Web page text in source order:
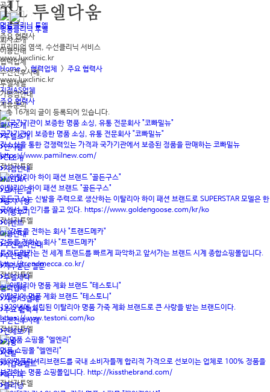
명품클리닉 투엘
회사소개
이용안내
협력업체
수선전후사례
투엘채널
가맹점안내
제휴문의
회사소개
투엘소개
인사말
CI소개
지점안내
MEDIA
오시는 길
공지사항
이용후기
이벤트
이용안내
수선절차안내
수선품목
자주묻는 질문
투엘세탁
협력업체
지정AS업체
주요 협력사
수선전후사례
전체보기
가방
신발
지갑&벨트
특수피
클리닝
공지
명품클리닉 투엘
주요 협력사
프리미엄 염색, 수선클리닉 서비스
www.luxclinic.kr
Home>협력업체 > 주요 협력사
www.luxclinic.kr
지정AS업체
주요 협력사
총 16개의 글이 등록되어 있습니다.
국가기관이 보증한 명품 소싱, 유통 전문회사 "코빠밀뉴"
직소싱을 통한 경쟁력있는 가격과 국가기관에서 보증된 정품을 판매하는 코빠밀뉴
https://www.pamilnew.com/
작성자투엘
이탈리아 하이 패션 브랜드 "골든구스"
골든구스는 신발을 주력으로 생산하는 이탈리아 하이 패션 브랜드로 SUPERSTAR 모델은 한
국에서 큰 인기를 끌고 있다. https://www.goldengoose.com/kr/ko
작성자투엘
감동을 전하는 회사 "트랜드메카"
트랜드메카는 전 세계 트랜드를 빠르게 파악하고 앞서가는 브랜드 시계 종합쇼핑몰입니다.
http://trendmecca.co.kr/
작성자투엘
이탈리아 명품 제화 브랜드 "테스토니"
1929년에 설립된 이탈리아 명품 가죽 제화 브랜드로 큰 사랑을 받는 브랜드이다.
https://www.testoni.com/ko
작성자투엘
명품 쇼핑몰 "엘엔리"
해외명품럭셔리브랜드를 국내 소비자들께 합리적 가격으로 선보이는 업체로 100% 정품을
보장하는 명품 쇼핑몰입니다. http://kissthebrand.com/
작성자투엘